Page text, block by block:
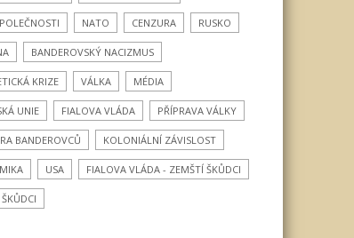
NATO CENZURA RUSKO
BANDEROVSKÝ NACIZMUS
KRIZE VÁLKA MÉDIA
UNIE FIALOVA VLÁDA PŘÍPRAVA VÁLKY
BANDEROVCŮ KOLONIÁLNÍ ZÁVISLOST
USA FIALOVA VLÁDA - ZEMŠTÍ ŠKŮDCI